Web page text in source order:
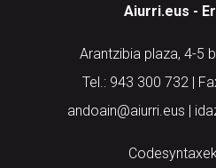
Aiurri.eus -
Arantzibia plaza, 4-5
Tel.: 943 300 732 |
andoain@aiurri.eus |